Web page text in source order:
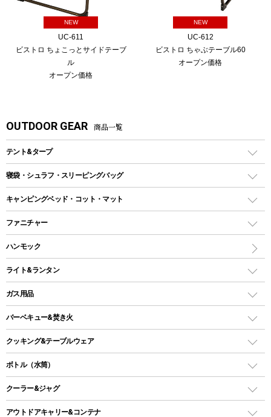
NEW
UC-611
ビストロ ちょこっとサイドテーブ
ル
オープン価格
NEW
UC-612
ビストロ ちゃぶテーブル60
オープン価格
OUTDOOR GEAR 商品一覧
テント&タープ
テント
ツールームテント
ワンポールテント
シェルターテント
ロッジ型・オリジナルテント
タープ
スクエアタープ（レクタタープ）
メッシュタープ
自立式タープ
寝袋・シュラフ・スリーピングバッグ
レクタングラー型（封筒型）シュラフ
インナーシュラフ
キャンピングベッド・コット・マット
キャンピングベッド・コット
インフレータブルマット
ファニチャー
アウトドアテーブル
レジャーシート
ハンモック
ライト&ランタン
LEDランタン
ガスランタン
オイルランタン
LEDライト
ヘッドライト
キャンドル
ガス用品
ガスバーナー
ガス缶
ガストーチ、ライター
バーベキュー&焚き火
バーベキューコンロ、グリル
焚き火台タイプ（ロースタイル）グリル
卓上タイプグリル
パーティータイプグリル
クッキング&テーブルウェア
ダッチオーブン
ホットサンドメーカー
ボトル（水筒）
ステンレスボトル
クーラー&ジャグ
クーラーボックス
アウトドアキャリー&コンテナ